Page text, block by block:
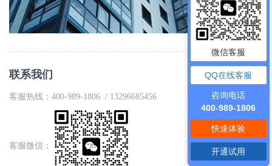
联系我们
客服热线：400-989-1806 / 13296685456
客服微信：
微信客服
QQ在线客服
咨询电话
400-989-1806
快速体验
开通试用